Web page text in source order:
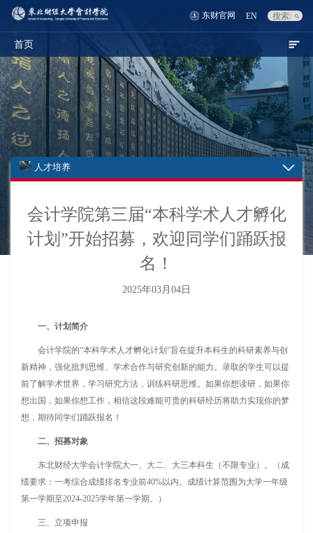
东财官网 EN
首页
人才培养
会计学院第三届“本科学术人才孵化
计划”开始招募，欢迎同学们踊跃报
名！
2025年03月04日
一、计划简介
会计学院的“本科学术人才孵化计划”旨在提升本科生的科研素养与创
新精神，强化批判思维、学术合作与研究创新的能力。录取的学生可以提
前了解学术世界，学习研究方法，训练科研思维。如果你想读研，如果你
想出国，如果你想工作，相信这段难能可贵的科研经历将助力实现你的梦
想，期待同学们踊跃报名！
二、招募对象
东北财经大学会计学院大一、大二、大三本科生（不限专业）。（成
绩要求：一考综合成绩排名专业前40%以内。成绩计算范围为大学一年级
第一学期至2024-2025学年第一学期。）
三、立项申报